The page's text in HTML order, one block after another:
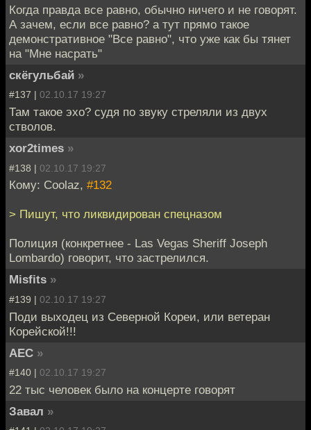
Когда правда все равно, обычно ничего и не говорят.
А зачем, если все равно? а тут прямо такое
демонстративное "Все равно", что уже как бы тянет
на "Мне насрать"
скёгульбай »
#137 | 02.10.17 19:27
Там такое эхо? судя по звуку стреляли из двух
стволов.
xor2times »
#138 | 02.10.17 19:27
Кому: Coolaz, #132
> Пишут, что ликвидирован спецназом
Полиция (конкретнее - Las Vegas Sheriff Joseph
Lombardo) говорит, что застрелился.
Misfits »
#139 | 02.10.17 19:27
Поди выходец из Северной Кореи, или ветеран
Корейской!!!
АЕС »
#140 | 02.10.17 19:27
22 тыс человек было на концерте говорят
Завал »